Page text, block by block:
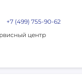
+7 (499) 755-90-62
центр